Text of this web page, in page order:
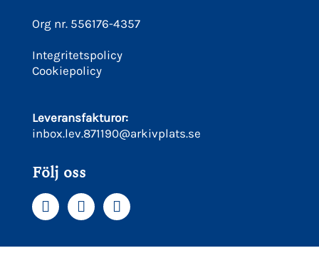
Org nr. 556176-4357
Integritetspolicy
Cookiepolicy
Leveransfakturor:
inbox.lev.871190@arkivplats.se
Följ oss